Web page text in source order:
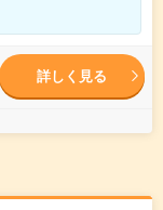
詳しく見る